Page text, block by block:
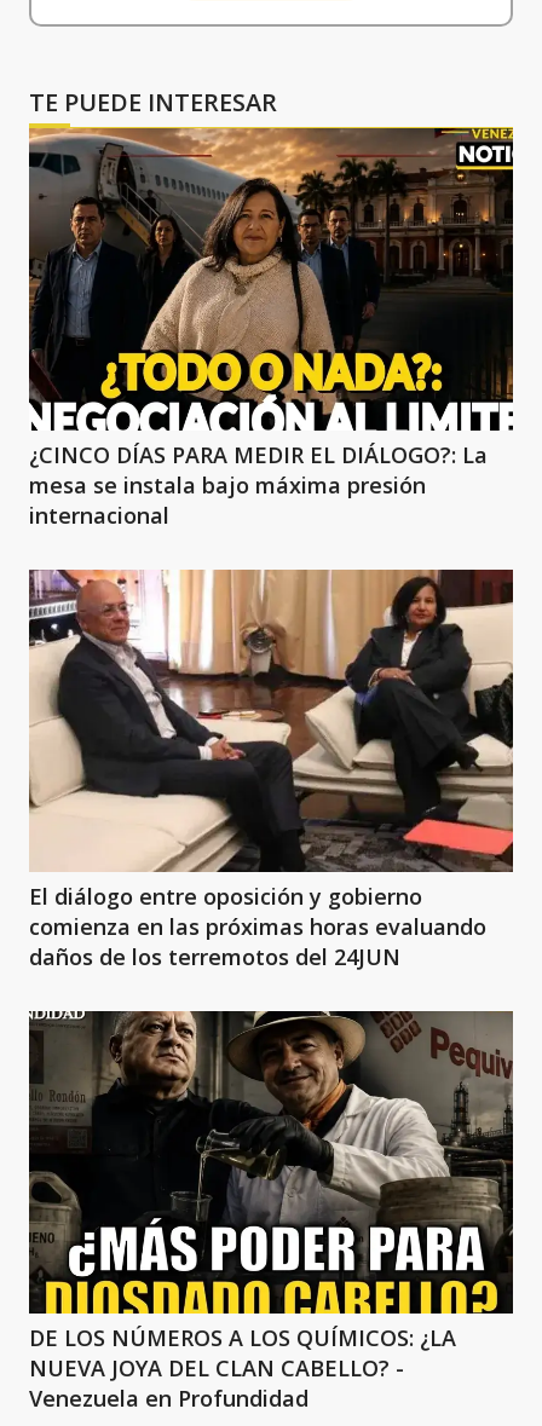
TE PUEDE INTERESAR
¿CINCO DÍAS PARA MEDIR EL DIÁLOGO?: La
mesa se instala bajo máxima presión
internacional
El diálogo entre oposición y gobierno
comienza en las próximas horas evaluando
daños de los terremotos del 24JUN
DE LOS NÚMEROS A LOS QUÍMICOS: ¿LA
NUEVA JOYA DEL CLAN CABELLO? -
Venezuela en Profundidad